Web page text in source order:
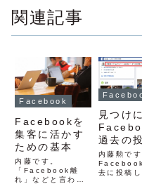
関連記事
Facebook
Facebookを
集客に活かす
ための基本
内藤です。
「Facebook離
れ」などと言われ
見つけ
過去の
探しや
る方法
内藤勲です
Facebook
去に投稿